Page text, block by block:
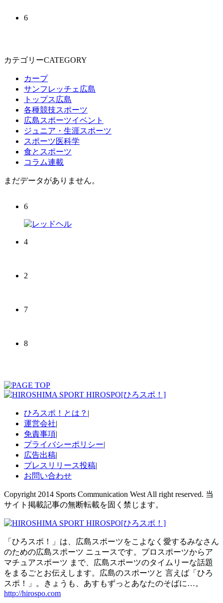
6
カテゴリーCATEGORY
カープ
サンフレッチェ広島
トップス広島
各種競技スポーツ
広島スポーツイベント
ジュニア・生涯スポーツ
スポーツ医科学
食とスポーツ
コラム連載
まだデータがありません。
6
4
2
7
8
ひろスポ！とは？ |
運営会社|
免責事項|
プライバシーポリシー|
広告出稿|
プレスリリース投稿|
お問い合わせ
Copyright 2014 Sports Communication West All right reserved. 当
サイト掲載記事の無断転載を固く禁じます。
「ひろスポ！」は、広島スポーツをこよなく愛するみなさん
のための広島スポーツ ニュースです。プロスポーツからア
マチュアスポーツ まで、広島スポーツのタイムリーな話題
をまるごとお伝えします。広島のスポーツと 言えば「ひろ
スポ！」。きょうも、あすもずっとあなたのそばに…。
http://hirospo.com